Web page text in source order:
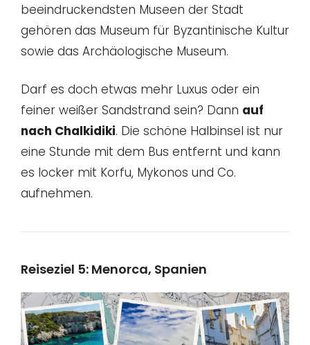
beeindruckendsten Museen der Stadt
gehören das Museum für Byzantinische Kultur
sowie das Archäologische Museum.
Darf es doch etwas mehr Luxus oder ein
feiner weißer Sandstrand sein? Dann auf
nach Chalkidiki. Die schöne Halbinsel ist nur
eine Stunde mit dem Bus entfernt und kann
es locker mit Korfu, Mykonos und Co.
aufnehmen.
Reiseziel 5: Menorca, Spanien